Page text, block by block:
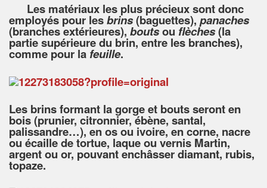
Les matériaux les plus précieux sont donc
employés pour lesbrins(baguettes), panaches
(branches extérieures), boutsou flèches(la
partie supérieure du brin, entre les branches),
comme pour la feuille.
Les brins formant la gorge et bouts seront en
bois (prunier, citronnier, ébène, santal,
palissandre…), en os ou ivoire, en corne, nacre
ou écaille de tortue, laque ou vernis Martin,
argent ou or, pouvant enchâsser diamant, rubis,
topaze.